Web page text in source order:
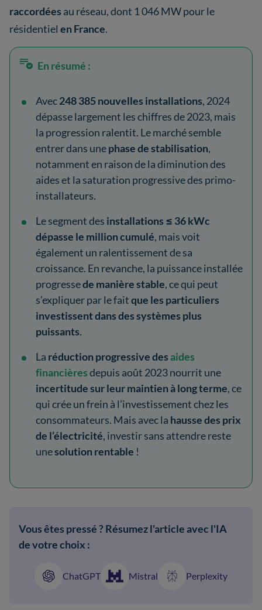
raccordées au réseau, dont 1 046 MW pour le
résidentiel en France.
En résumé :
Avec248 385 nouvelles installations, 2024
dépasse largement les chiffres de 2023, mais
la progression ralentit. Le marché semble
entrer dans unephase de stabilisation,
notamment en raison de la diminution des
aides et la saturation progressive des primo-
installateurs.
Le segment des installations ≤ 36 kWc
dépasse le million cumulé, mais voit
également un ralentissement de sa
croissance. En revanche, la puissance installée
progressede manière stable, ce qui peut
s’expliquer par le faitque les particuliers
investissent dans des systèmes plus
puissants.
La réduction progressive des aides
financièresdepuis août 2023 nourrit une
incertitude sur leur maintien à long terme, ce
qui crée un frein à l’investissement chez les
consommateurs. Mais avec la hausse des prix
de l’électricité, investir sans attendre reste
unesolution rentable !
Vous êtes pressé ? Résumez l'article avec l'IA
de votre choix :
ChatGPT Mistral Perplexity